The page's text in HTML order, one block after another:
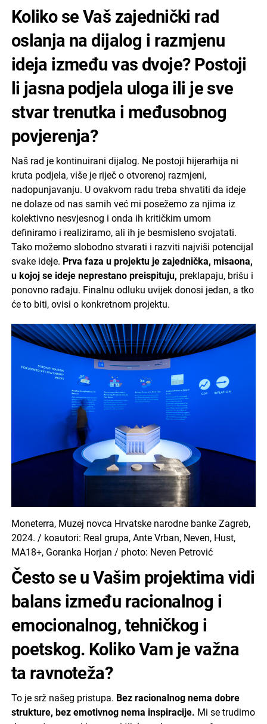
Koliko se Vaš zajednički rad
oslanja na dijalog i razmjenu
ideja između vas dvoje? Postoji
li jasna podjela uloga ili je sve
stvar trenutka i međusobnog
povjerenja?
Naš rad je kontinuirani dijalog. Ne postoji hijerarhija ni
kruta podjela, više je riječ o otvorenoj razmjeni,
nadopunjavanju. U ovakvom radu treba shvatiti da ideje
ne dolaze od nas samih već mi posežemo za njima iz
kolektivno nesvjesnog i onda ih kritičkim umom
definiramo i realiziramo, ali ih je besmisleno svojatati.
Tako možemo slobodno stvarati i razviti najviši potencijal
svake ideje. Prva faza u projektu je zajednička, misaona,
u kojoj se ideje neprestano preispituju, preklapaju, brišu i
ponovno rađaju. Finalnu odluku uvijek donosi jedan, a tko
će to biti, ovisi o konkretnom projektu.
Moneterra, Muzej novca Hrvatske narodne banke Zagreb,
2024. / koautori: Real grupa, Ante Vrban, Neven, Hust,
MA18+, Goranka Horjan / photo: Neven Petrović
Često se u Vašim projektima vidi
balans između racionalnog i
emocionalnog, tehničkog i
poetskog. Koliko Vam je važna
ta ravnoteža?
To je srž našeg pristupa. Bez racionalnog nema dobre
strukture, bez emotivnog nema inspiracije. Mi se trudimo